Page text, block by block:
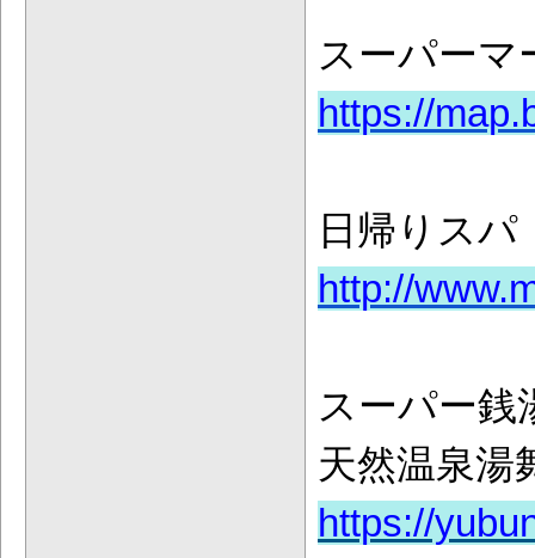
スーパーマ
https://
日帰りスパ
http://
スーパー銭
天然温泉湯
https://